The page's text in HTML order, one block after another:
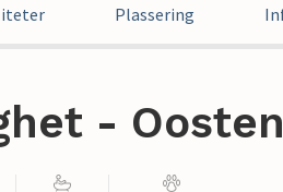
Plassering
-